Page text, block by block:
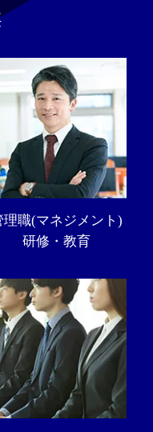
理職(マネジメント)
研修・教育